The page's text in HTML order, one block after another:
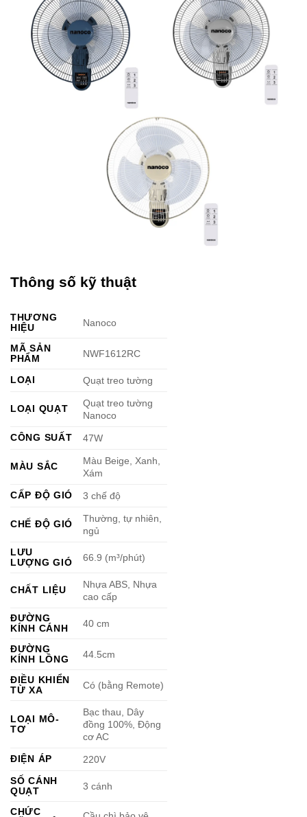
Thông số kỹ thuật
THƯƠNG
HIỆU
Nanoco
MÃ SẢN
PHẨM
NWF1612RC
LOẠI Quạt treo tường
LOẠI QUẠT
Quạt treo tường
Nanoco
CÔNG SUẤT
47W
MÀU SẮC
Màu Beige, Xanh,
Xám
CẤP ĐỘ GIÓ
3 chế độ
CHẾ ĐỘ GIÓ
Thường, tự nhiên,
ngủ
LƯU
LƯỢNG GIÓ
66.9 (m³/phút)
CHẤT LIỆU
Nhựa ABS, Nhựa
cao cấp
ĐƯỜNG
KÍNH CÁNH
40 cm
ĐƯỜNG
KÍNH LỒNG
44.5cm
ĐIỀU KHIỂN
TỪ XA
Có (bằng Remote)
LOẠI MÔ-
TƠ
Bạc thau, Dây
đồng 100%, Động
cơ AC
ĐIỆN ÁP
220V
SỐ CÁNH
QUẠT
3 cánh
CHỨC